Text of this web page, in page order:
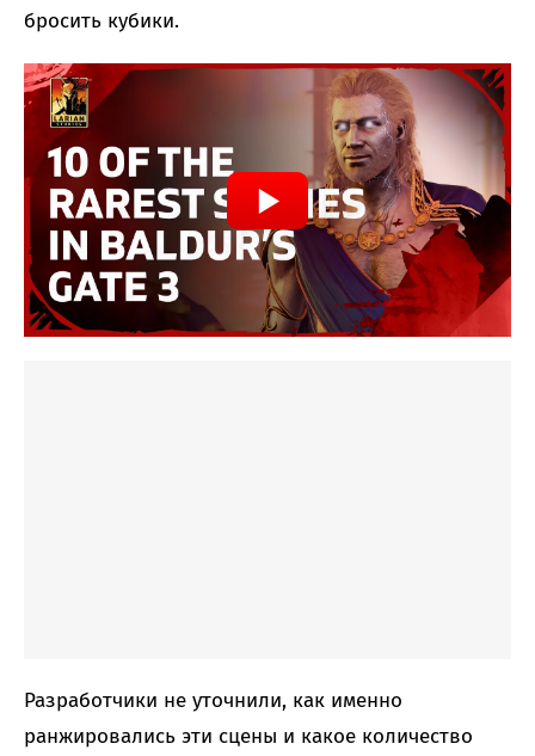
бросить кубики.
Разработчики не уточнили, как именно
ранжировались эти сцены и какое количество